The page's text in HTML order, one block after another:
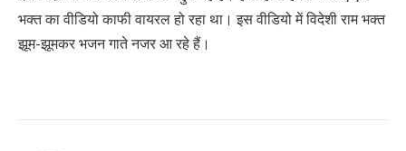
भक्त का वीडियो काफी वायरल हो रहा था। इस वीडियो में विदेशी राम भक्त
झूम-झूमकर भजन गाते नजर आ रहे हैं।